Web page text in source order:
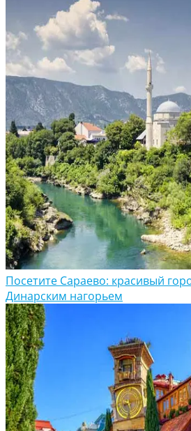
Посетите Сараево: красивый
Динарским нагорьем